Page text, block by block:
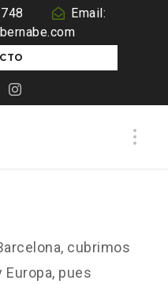
Email:
cubrimos
Europa, pues